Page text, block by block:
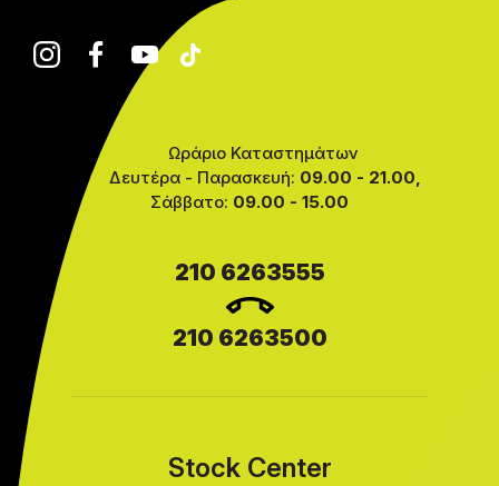
Ωράριο Καταστημάτων
Δευτέρα - Παρασκευή: 09.00 - 21.00,
Σάββατο: 09.00 - 15.00
210 6263555
210 6263500
Stock Center